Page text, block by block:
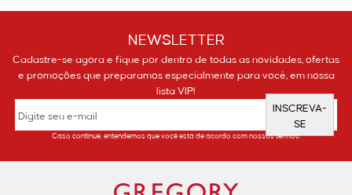
NEWSLETTER
Cadastre-se agora e fique por dentro de todas as novidades, ofertas
e promoções que preparamos especialmente para você, em nossa
lista VIP!
INSCREVA-
SE
Caso continue, entendemos que você está de acordo com nossos termos.